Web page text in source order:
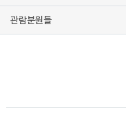
관람분원들